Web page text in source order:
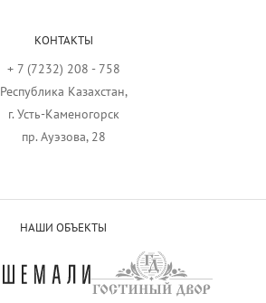
КОНТАКТЫ
+ 7 (7232) 208 - 758
Республика Казахстан,
г. Усть-Каменогорск
пр. Ауэзова, 28
НАШИ ОБЪЕКТЫ